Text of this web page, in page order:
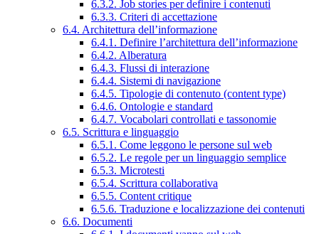
6.3.2. Job stories per definire i contenuti
6.3.3. Criteri di accettazione
6.4. Architettura dell’informazione
6.4.1. Definire l’architettura dell’informazione
6.4.2. Alberatura
6.4.3. Flussi di interazione
6.4.4. Sistemi di navigazione
6.4.5. Tipologie di contenuto (content type)
6.4.6. Ontologie e standard
6.4.7. Vocabolari controllati e tassonomie
6.5. Scrittura e linguaggio
6.5.1. Come leggono le persone sul web
6.5.2. Le regole per un linguaggio semplice
6.5.3. Microtesti
6.5.4. Scrittura collaborativa
6.5.5. Content critique
6.5.6. Traduzione e localizzazione dei contenuti
6.6. Documenti